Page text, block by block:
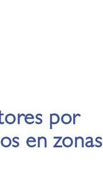
por
en zonas